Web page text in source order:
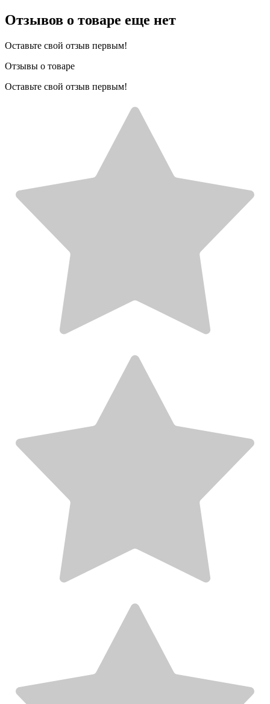
Отзывов о товаре еще нет
Оставьте свой отзыв первым!
Отзывы о товаре
Оставьте свой отзыв первым!